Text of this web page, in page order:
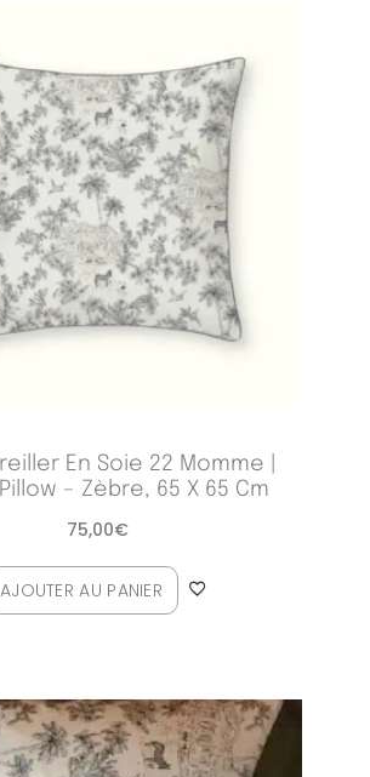
En Soie 22 Momme |
– Zèbre, 65 X 65 Cm
75,00€
AJOUTER AU PANIER